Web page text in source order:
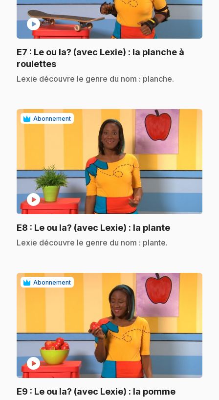
play_circle
E7 : Le ou la? (avec Lexie) : la planche à
roulettes.
.Lexie découvre le genre du nom : planche.
Abonnement
play_circle
E8 : Le ou la? (avec Lexie) : la plante.
.Lexie découvre le genre du nom : plante.
Abonnement
play_circle
E9 : Le ou la? (avec Lexie) : la pomme.